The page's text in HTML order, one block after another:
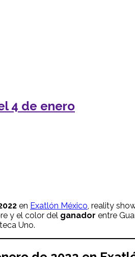
4 de enero
en Exatlón México , reality
y el color del ganador entre
Uno.